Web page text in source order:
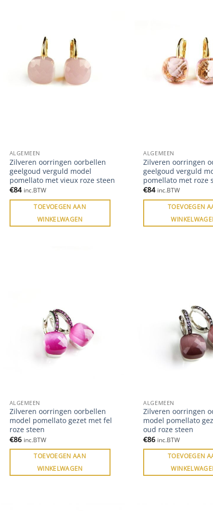
ALGEMEEN
Zilveren oorringen oorbellen
geelgoud verguld model
pomellato met vieux roze steen
€84 inc.BTW
TOEVOEGEN AAN
WINKELWAGEN
ALGEMEEN
Zilveren oorringen
geelgoud verguld
pomellato met roze
€84 inc.BTW
TOEVOEGEN
ALGEMEEN
Zilveren oorringen oorbellen
model pomellato gezet met fel
roze steen
€86 inc.BTW
TOEVOEGEN AAN
WINKELWAGEN
ALGEMEEN
Zilveren oorringen
model pomellato
oud roze steen
€86 inc.BTW
TOEVOEGEN